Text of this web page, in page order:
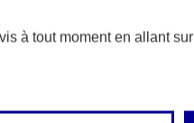
à tout moment en allant sur